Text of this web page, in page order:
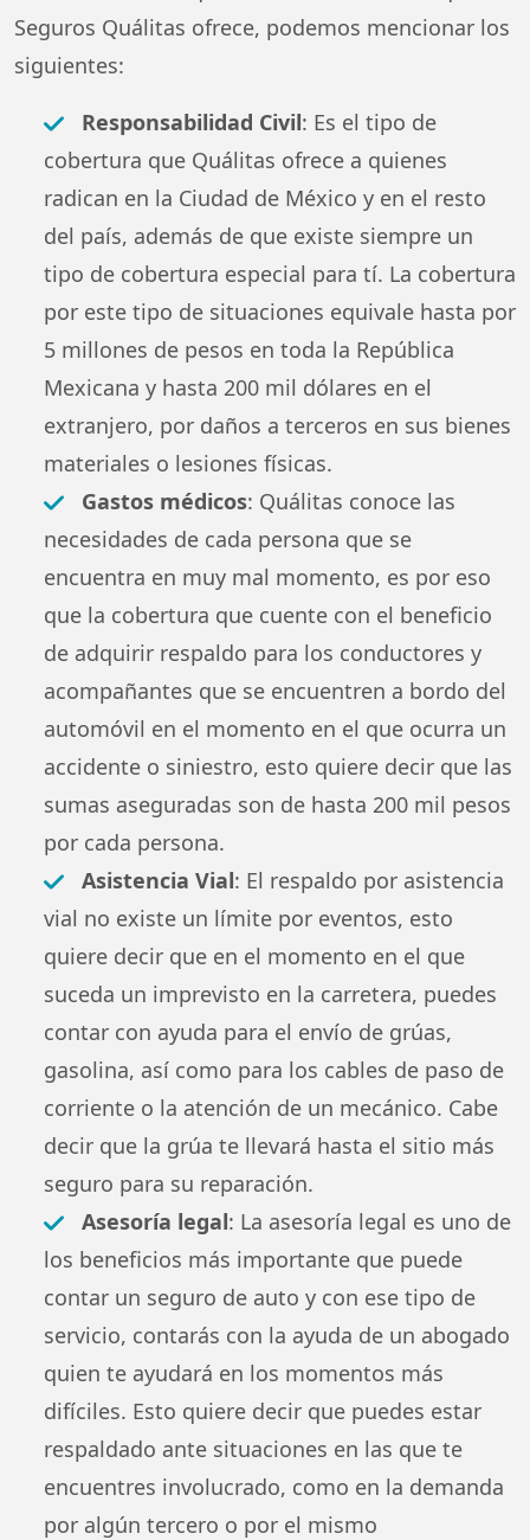
Seguros Quálitas ofrece, podemos mencionar los
siguientes:
Responsabilidad Civil: Es el tipo de
cobertura que Quálitas ofrece a quienes
radican en la Ciudad de México y en el resto
del país, además de que existe siempre un
tipo de cobertura especial para tí. La cobertura
por este tipo de situaciones equivale hasta por
5 millones de pesos en toda la República
Mexicana y hasta 200 mil dólares en el
extranjero, por daños a terceros en sus bienes
materiales o lesiones físicas.
Gastos médicos: Quálitas conoce las
necesidades de cada persona que se
encuentra en muy mal momento, es por eso
que la cobertura que cuente con el beneficio
de adquirir respaldo para los conductores y
acompañantes que se encuentren a bordo del
automóvil en el momento en el que ocurra un
accidente o siniestro, esto quiere decir que las
sumas aseguradas son de hasta 200 mil pesos
por cada persona.
Asistencia Vial: El respaldo por asistencia
vial no existe un límite por eventos, esto
quiere decir que en el momento en el que
suceda un imprevisto en la carretera, puedes
contar con ayuda para el envío de grúas,
gasolina, así como para los cables de paso de
corriente o la atención de un mecánico. Cabe
decir que la grúa te llevará hasta el sitio más
seguro para su reparación.
Asesoría legal: La asesoría legal es uno de
los beneficios más importante que puede
contar un seguro de auto y con ese tipo de
servicio, contarás con la ayuda de un abogado
quien te ayudará en los momentos más
difíciles. Esto quiere decir que puedes estar
respaldado ante situaciones en las que te
encuentres involucrado, como en la demanda
por algún tercero o por el mismo